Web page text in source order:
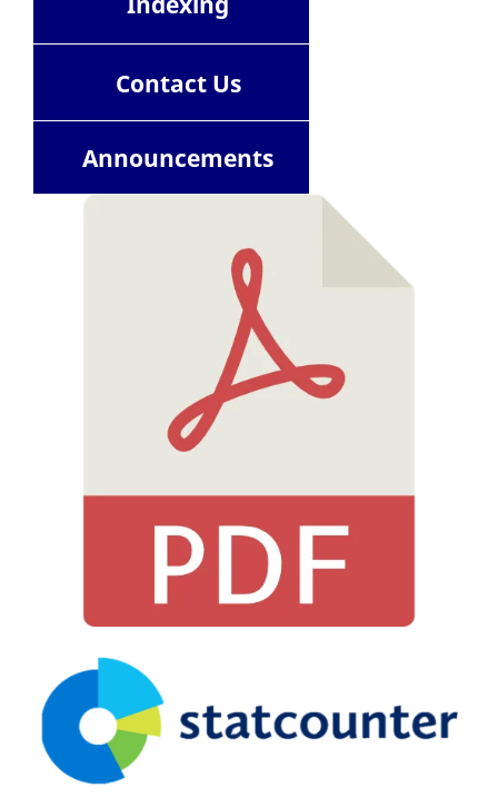
ContactUs
Announcements